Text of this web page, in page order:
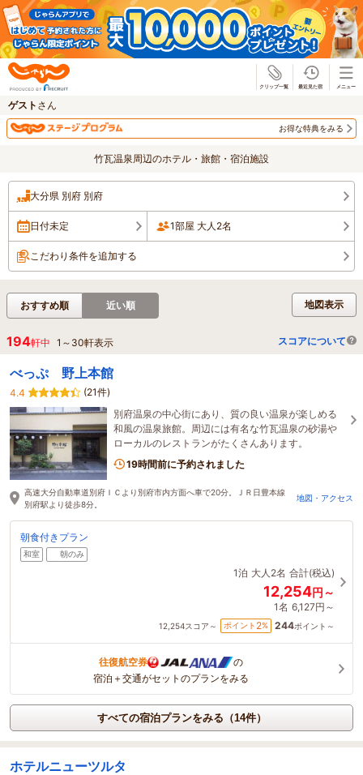
ゲスト さん
お得な特典をみる
竹瓦温泉周辺のホテル・旅館・宿泊施設
大分県 別府 別府
日付未定 1部屋 大人2名
こだわり条件を追加する
地図表示
おすすめ順 近い順
194軒中 1 ～ 30軒表示 スコアについて
べっぷ 野上本館
4.4
(21件)
別府温泉の中心街にあり、質の良い温泉が楽しめる
和風の温泉旅館。周辺には有名な竹瓦温泉の砂湯や
ローカルのレストランがたくさんあります。
19時間前に予約されました
高速大分自動車道別府ＩＣより別府市内方面へ車で20分。ＪＲ日豊本線
別府駅より徒歩8分。
地図・アクセス
朝食付きプラン
和室 朝のみ
1泊 大人2名 合計(税込)
12,254円～
1名 6,127円～
12,254スコア～ ポイント 2% 244ポイント～
往復航空券
の
宿泊＋交通がセットのプランをみる
すべての宿泊プランをみる（14件）
ホテルニューツルタ